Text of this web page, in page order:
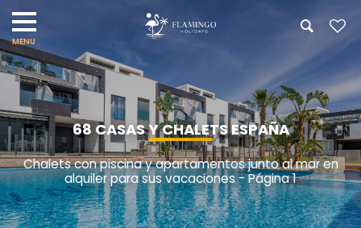
68 CASAS Y CHALETS ESPAÑA
Chalets con piscina y apartamentos junto al mar en
alquiler para sus vacaciones - Página 1